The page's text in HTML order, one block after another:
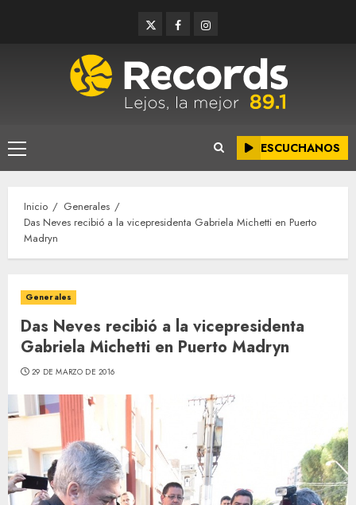
TwitterFacebookInstagram
Menú
principal
ESCUCHANOS
Inicio
Generales
Das Neves recibió a la vicepresidenta Gabriela Michetti en Puerto
Madryn
Generales
Das Neves recibió a la vicepresidenta
Gabriela Michetti en Puerto Madryn
29 DE MARZO DE 2016